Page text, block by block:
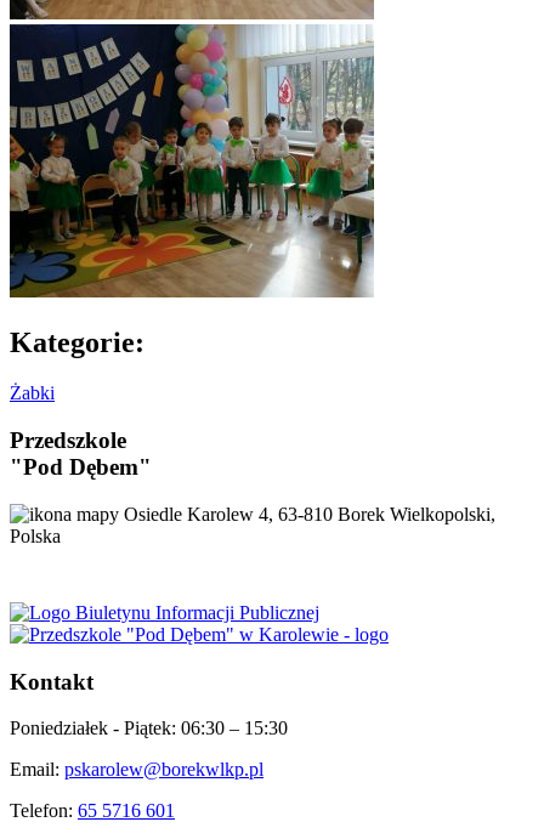
Kategorie:
Żabki
Przedszkole
"Pod Dębem"
Osiedle Karolew 4, 63-810 Borek Wielkopolski,
Polska
Kontakt
Poniedziałek - Piątek: 06:30 – 15:30
Email: pskarolew@borekwlkp.pl
Telefon: 65 5716 601